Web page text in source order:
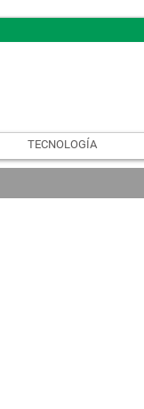
TECNOLOGÍA